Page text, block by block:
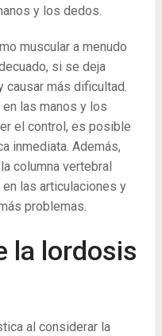
y los dedos.
muscular a menudo
si se deja
causar más dificultad.
las manos y los
el control, es posible
inmediata. Además,
columna vertebral
las articulaciones y
problemas.
la lordosis
al considerar la